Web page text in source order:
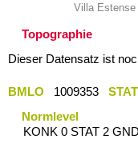
Villa Estense
Topographie
Dieser Datensatz ist
BMLO 1009353
Normlevel
KONK 0 STAT 2